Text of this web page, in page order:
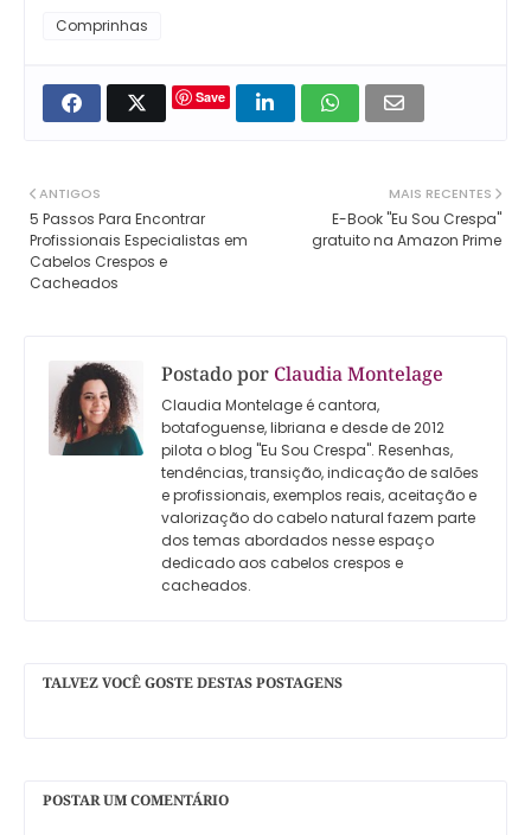
Comprinhas
Save
MAIS RECENTES
E-Book "Eu Sou Crespa"
gratuito na Amazon Prime
ANTIGOS
5 Passos Para Encontrar
Profissionais Especialistas em
Cabelos Crespos e
Cacheados
Postado por Claudia Montelage
Claudia Montelage é cantora,
botafoguense, libriana e desde de 2012
pilota o blog "Eu Sou Crespa". Resenhas,
tendências, transição, indicação de salões
e profissionais, exemplos reais, aceitação e
valorização do cabelo natural fazem parte
dos temas abordados nesse espaço
dedicado aos cabelos crespos e
cacheados.
TALVEZ VOCÊ GOSTE DESTAS POSTAGENS
POSTAR UM COMENTÁRIO